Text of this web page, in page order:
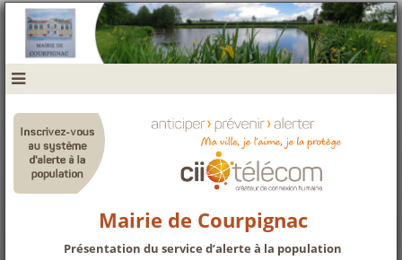
navbar mobile
Mairie de Courpignac
Présentation du service d’alerte à la population